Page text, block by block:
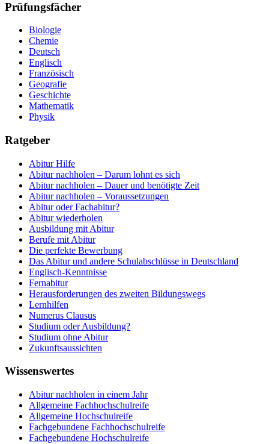
Prüfungsfächer
Biologie
Chemie
Deutsch
Englisch
Französisch
Geografie
Geschichte
Mathematik
Physik
Ratgeber
Abitur Hilfe
Abitur nachholen – Darum lohnt es sich
Abitur nachholen – Dauer und benötigte Zeit
Abitur nachholen – Voraussetzungen
Abitur oder Fachabitur?
Abitur wiederholen
Ausbildung mit Abitur
Berufe mit Abitur
Die perfekte Bewerbung
Das Abitur und andere Schulabschlüsse in Deutschland
Englisch-Kenntnisse
Fernabitur
Herausforderungen des zweiten Bildungswegs
Lernhilfen
Numerus Clausus
Studium oder Ausbildung?
Studium ohne Abitur
Zukunftsaussichten
Wissenswertes
Abitur nachholen in einem Jahr
Allgemeine Fachhochschulreife
Allgemeine Hochschulreife
Fachgebundene Fachhochschulreife
Fachgebundene Hochschulreife